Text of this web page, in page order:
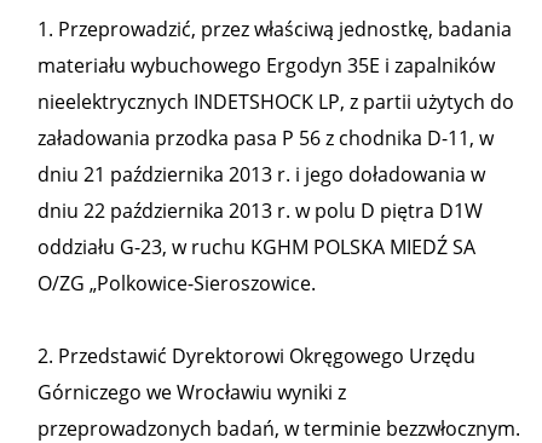
1. Przeprowadzić, przez właściwą jednostkę, badania
materiału wybuchowego Ergodyn 35E i zapalników
nieelektrycznych INDETSHOCK LP, z partii użytych do
załadowania przodka pasa P 56 z chodnika D-11, w
dniu 21 października 2013 r. i jego doładowania w
dniu 22 października 2013 r. w polu D piętra D1W
oddziału G-23, w ruchu KGHM POLSKA MIEDŹ SA
O/ZG „Polkowice-Sieroszowice.
2. Przedstawić Dyrektorowi Okręgowego Urzędu
Górniczego we Wrocławiu wyniki z
przeprowadzonych badań, w terminie bezzwłocznym.